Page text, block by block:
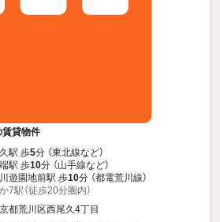
賃貸物件
駅 歩5分 （東北線など）
駅 歩10分 （山手線など）
遊園地前駅 歩10分 （都電荒川線）
7駅（徒歩20分圏内）
都荒川区西尾久4丁目